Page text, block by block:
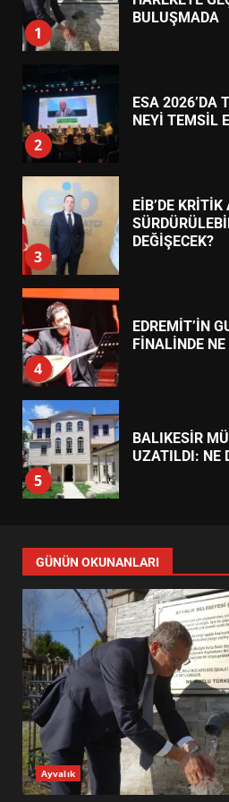
TREND HABERLER
7
1
HAREKETE
BULUŞMADA
ESA 2026’DA
NEYİ TEMSİL
3
DEĞİŞECEK?
4
FİNALİNDE
5
UZATILDI: NE
6
BURHANİYE
TURNUVASI
7
BURHANİYE
YENİ
ŞEKİLLENDİ?
GÜNÜN OKUNANLARI